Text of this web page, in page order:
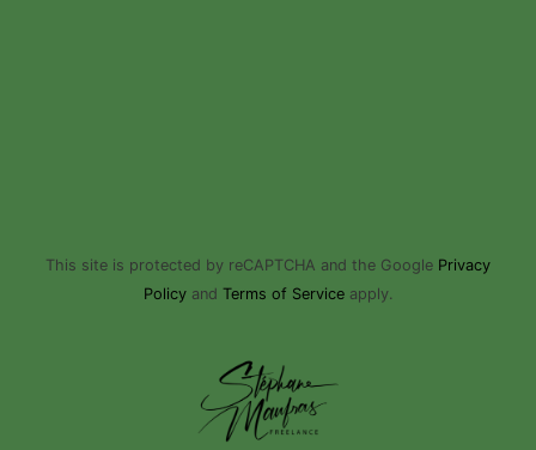
This site is protected by reCAPTCHA and the Google Privacy
Policyand Terms of Serviceapply.